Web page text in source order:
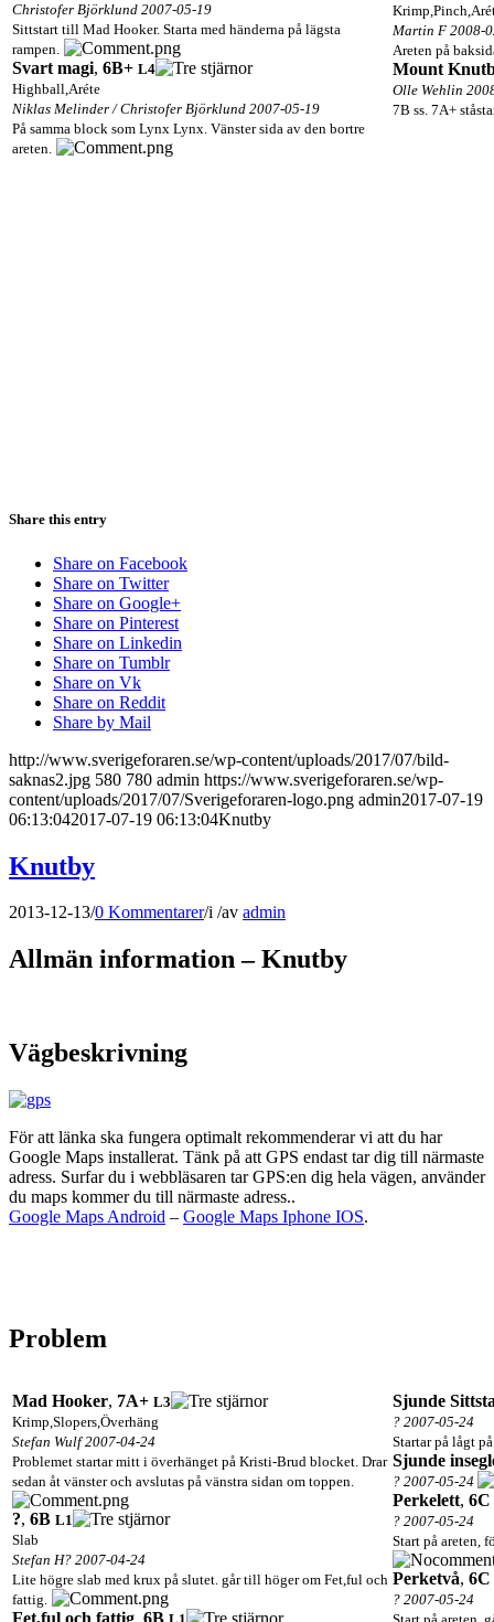
Christofer Björklund 2007-05-19
Sittstart till Mad Hooker. Starta med händerna på lägsta
rampen.
Svart magi, 6B+ L4
Highball,Aréte
Niklas Melinder / Christofer Björklund 2007-05-19
På samma block som Lynx Lynx. Vänster sida av den bortre
areten.
Martin F 2008-
Areten på
Mount
Olle Wehlin
7B ss. 7A+
Share this entry
Share on Facebook
Share on Twitter
Share on Google+
Share on Pinterest
Share on Linkedin
Share on Tumblr
Share on Vk
Share on Reddit
Share by Mail
http://www.sverigeforaren.se/wp-content/uploads/2017/07/bild-
saknas2.jpg 580 780 admin https://www.sverigeforaren.se/wp-
content/uploads/2017/07/Sverigeforaren-logo.png admin2017-07-19
06:13:042017-07-19 06:13:04Knutby
Knutby
2013-12-13/0 Kommentarer/i /av admin
Allmän information – Knutby
Vägbeskrivning
För att länka ska fungera optimalt rekommenderar vi att du har
Google Maps installerat. Tänk på att GPS endast tar dig till närmaste
adress. Surfar du i webbläsaren tar GPS:en dig hela vägen, använder
du maps kommer du till närmaste adress..
Google Maps Android – Google Maps Iphone IOS.
Problem
Mad Hooker, 7A+ L3
Krimp,Slopers,Överhäng
Stefan Wulf 2007-04-24
Problemet startar mitt i överhänget på Kristi-Brud blocket. Drar
sedan åt vänster och avslutas på vänstra sidan om toppen.
?, 6B L1
Slab
Stefan H? 2007-04-24
Lite högre slab med krux på slutet. går till höger om Fet,ful och
fattig.
Fet,ful och fattig 6B
Sjunde
? 2007-05-24
Startar på lågt
Sjunde
? 2007-05-24
Perkelett, 6C
? 2007-05-24
Start på areten,
Perketvå, 6C
? 2007-05-24